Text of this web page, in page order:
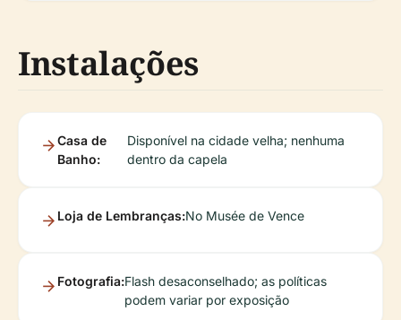
Instalações
Casa de
Banho:
Disponível na cidade velha; nenhuma
dentro da capela
Loja de Lembranças:No Musée de Vence
Fotografia:Flash desaconselhado; as políticas
podem variar por exposição